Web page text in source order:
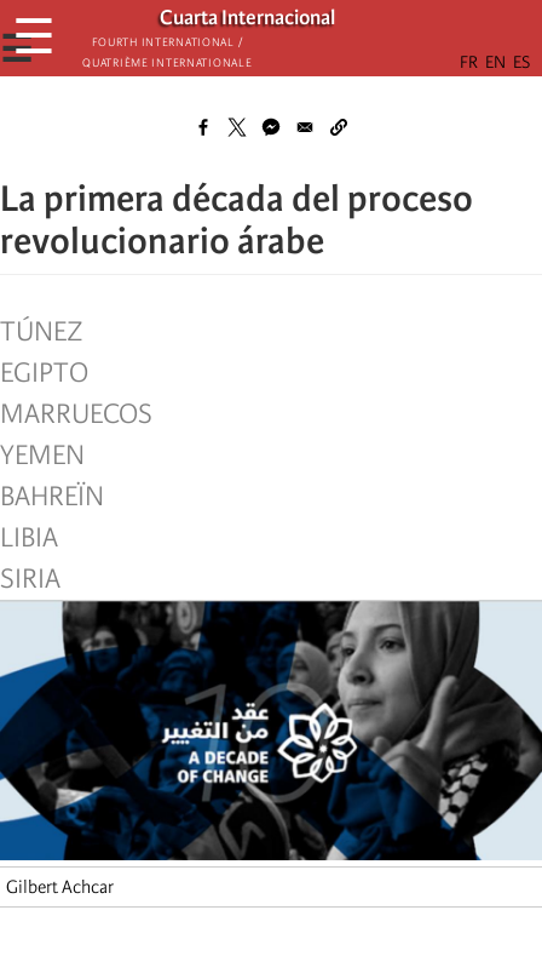
Skip
to
main
Cuarta Internacional
Fourth International /
Quatrième internationale
☰
☰
La primera década del proceso
revolucionario árabe
TÚNEZ
EGIPTO
MARRUECOS
YEMEN
BAHREÏN
LIBIA
SIRIA
Gilbert Achcar